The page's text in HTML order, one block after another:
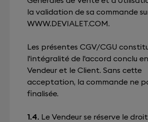
la validation de sa commande
WWW.DEVIALET.COM.
Les présentes CGV/CGU
l'intégralité de l'accord conclu
Vendeur et le Client. Sans cette
acceptation, la commande ne
finalisée.
1.4. Le Vendeur se réserve le